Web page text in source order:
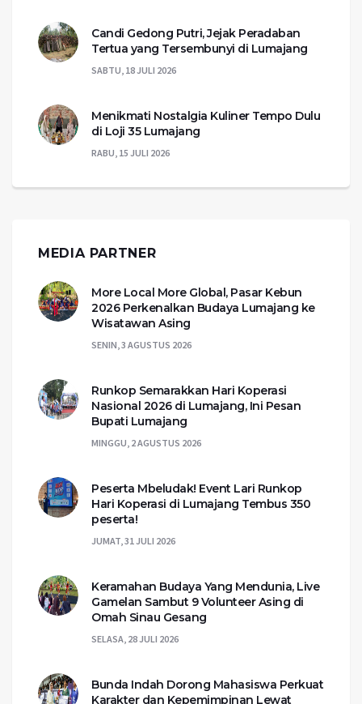
Candi Gedong Putri, Jejak Peradaban
Tertua yang Tersembunyi di Lumajang
SABTU, 18 JULI 2026
Menikmati Nostalgia Kuliner Tempo Dulu
di Loji 35 Lumajang
RABU, 15 JULI 2026
MEDIA PARTNER
More Local More Global, Pasar Kebun
2026 Perkenalkan Budaya Lumajang ke
Wisatawan Asing
SENIN, 3 AGUSTUS 2026
Runkop Semarakkan Hari Koperasi
Nasional 2026 di Lumajang, Ini Pesan
Bupati Lumajang
MINGGU, 2 AGUSTUS 2026
Peserta Mbeludak! Event Lari Runkop
Hari Koperasi di Lumajang Tembus 350
peserta!
JUMAT, 31 JULI 2026
Keramahan Budaya Yang Mendunia, Live
Gamelan Sambut 9 Volunteer Asing di
Omah Sinau Gesang
SELASA, 28 JULI 2026
Bunda Indah Dorong Mahasiswa Perkuat
Karakter dan Kepemimpinan Lewat